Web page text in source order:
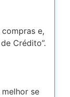
e,
Crédito”.
se